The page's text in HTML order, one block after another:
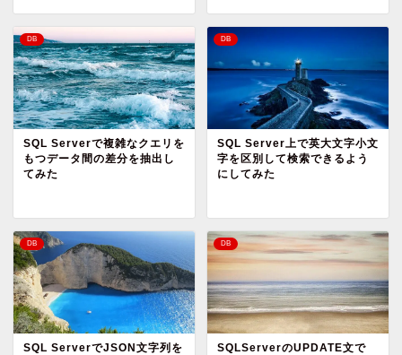
DB
SQL Serverで複雑なクエリを
もつデータ間の差分を抽出し
てみた
DB
SQL Server上で英大文字小文
字を区別して検索できるよう
にしてみた
DB
SQL ServerでJSON文字列を
DB
SQLServerのUPDATE文で